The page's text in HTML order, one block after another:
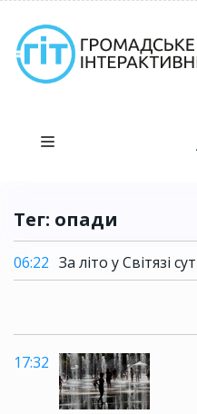
Тег: опади
06:22 За літо у Світязі
17:32